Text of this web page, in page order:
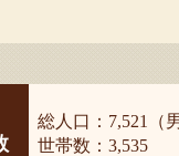
総人口：7,521（
世帯数：3,535